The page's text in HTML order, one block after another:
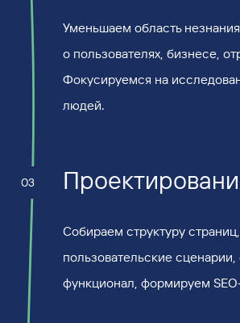
Уменьшаем область незнания
о пользователях, бизнесе,
Фокусируемся на
людей.
03
Собираем структуру
пользовательские
функционал, формируем